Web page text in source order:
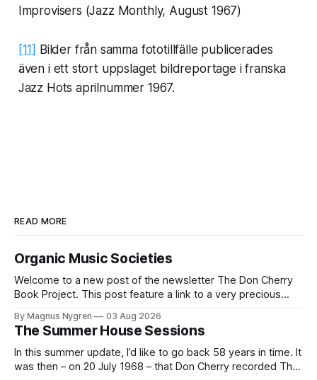
Improvisers (Jazz Monthly, August 1967)
[11] Bilder från samma fototillfälle publicerades
även i ett stort uppslaget bildreportage i franska
Jazz Hots aprilnummer 1967.
READ MORE
Organic Music Societies
Welcome to a new post of the newsletter The Don Cherry
Book Project. This post feature a link to a very precious
Kumpf: the introductory essay in the book Organic Music
Societies which Brooklyn based Blank Forms published in
2021.
By Magnus Nygren 03 Aug 2026
The Summer House Sessions
In this summer update, I’d like to go back 58 years in time. It
was then – on 20 July 1968 – that Don Cherry recorded The